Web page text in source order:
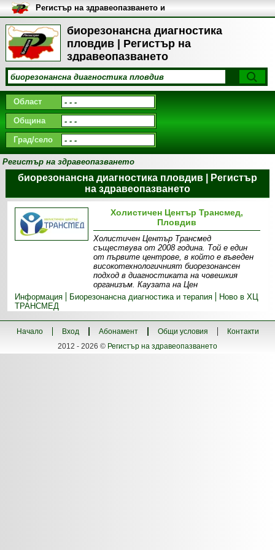
биорезонансна диагностика
пловдив | Регистър на
здравеопазването
Регистър на здравеопазването и
медицинските заведения в
България
Област
Община
Град/село
Регистър на здравеопазването
биорезонансна диагностика пловдив | Регистър
на здравеопазването
Холистичен Център Трансмед,
Пловдив
Холистичен Център Трансмед
съществува от 2008 година. Той е един
от първите центрове, в който е въведен
високотехнологичният биорезонансен
подход в диагностиката на човешкия
организъм. Каузата на Цен
Информация
Биорезонансна диагностика и терапия
Ново в ХЦ
ТРАНСМЕД
Начало Вход Абонамент Общи условия
Контакти
2012 - 2026 © Регистър на здравеопазването